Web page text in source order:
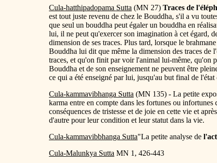
Cula-hatthipadopama Sutta (MN 27) Traces de
est tout juste revenu de chez le Bouddha, s'il a vu
que seul un bouddha peut égaler un bouddha en
lui, il ne peut qu'exercer son imagination à cet égard,
dimension de ses traces. Plus tard, lorsque le
Bouddha lui dit que même la dimension des traces de
traces, et qu'on finit par voir l'animal lui-même, qu'on
Bouddha et de son enseignement ne peuvent être
ce qui a été enseigné par lui, jusqu'au but final de l'état
Cula-kammavibhanga Sutta (MN 135) - La petite
karma entre en compte dans les fortunes ou
conséquences de tristesse et de joie en cette vie et
d'autre pour leur condition et leur statut dans la vie.
Cula-kammavibbhanga Sutta"La petite analyse de
Cula-Malunkya Sutta MN 1, 426-443